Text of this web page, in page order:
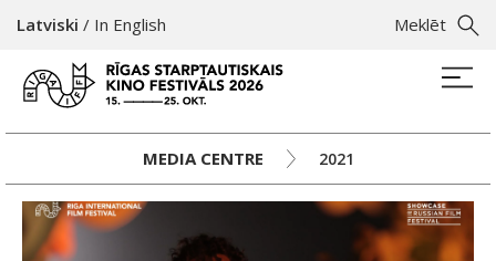
Meklēt
Latviski / In English
MEDIA CENTRE 2021